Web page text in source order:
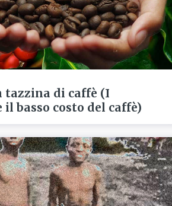
tazzina di caffè (I
basso costo del caffè)